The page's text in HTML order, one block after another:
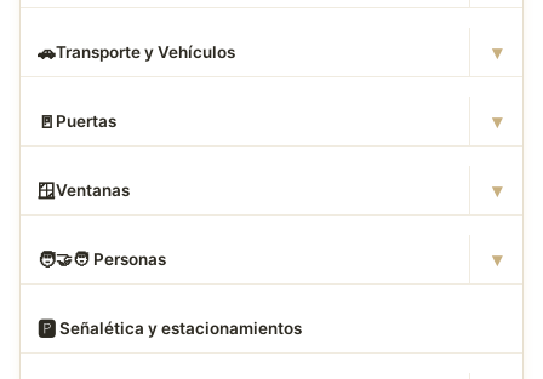
🚗Transporte y Vehículos ▾
🚪 Puertas ▾
🪟Ventanas ▾
🧑‍🤝‍🧑 Personas ▾
🅿️ Señalética y estacionamientos